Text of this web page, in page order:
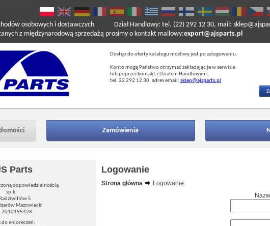
osobowych i dostawczych
z międzynarodową sprzedażą prosimy o kontakt mailowy:export@ajsparts.pl
Dział Handlowy: tel. (22) 292 12 30, mail:
Dostęp do oferty katalogu możliwy jest po zalogowaniu.
Konto mogą Państwo otrzymać zakładając je w serwisie
lub poprzez kontakt z Działem Handlowym:
tel. 22 292 12 30, adres email: sklep@ajsparts.pl
Zamówienia
Parts
odpowiedzialnością
sp.k.
5
Mazowiecki
7010195428
do e-doreczeń:
Logowanie
Strona główna
Logowanie